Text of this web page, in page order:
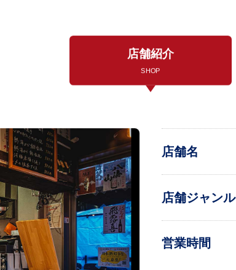
店舗紹介
SHOP
店舗名
店舗ジャンル
営業時間